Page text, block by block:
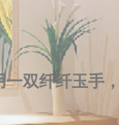
健康和放松
与惬意。